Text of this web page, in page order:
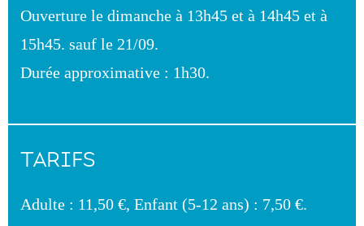
Ouverture le dimanche à 13h45 et à 14h45 et à
15h45. sauf le 21/09.
Durée approximative : 1h30.
TARIFS
Adulte : 11,50 €, Enfant (5-12 ans) : 7,50 €.